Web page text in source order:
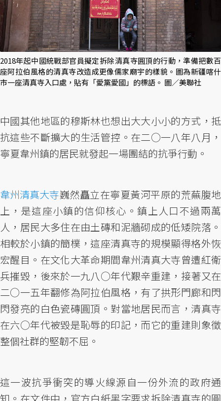
2018年起中國統戰部官員擬定拆除清真寺圓頂的行動，準備把數百
座阿拉伯風格的清真寺改造成更像儒家廟宇的樣貌。圖為新疆喀什
市一座清真寺入口處，貼有「愛黨愛國」的標語。 圖／美聯社
中國其他地區的穆斯林也想出大大小小的方式，抵
抗這些不斷擴大的生活管控。在二○一八年八月，
寧夏韋州鎮的居民就發起一場團結的抗爭行動。
韋州清真大寺巍然矗立在寧夏黃河平原的荒蕪腹地
上，是這座小鎮的信仰核心。鎮上人口不過兩萬
人，居民大多住在由土磚和泥牆砌成的低矮院落。
相較於小鎮的簡樸，這座清真寺的規模顯得格外恢
宏醒目。在文化大革命期間韋州清真大寺曾遭紅衛
兵摧毀，後來於一九八○年代艱辛重建，接著又在
二○一五年翻修為阿拉伯風格，有了拱形門廊和閃
閃發亮的白色瓷磚圓頂。對當地居民而言，清真寺
在六○年代被毀是恥辱的印記，而它的重建則象徵
整個社群的堅韌不屈。
這一波抗爭衝突的導火線源自一份外流的政府通